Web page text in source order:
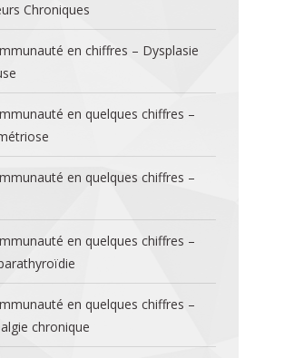
Chroniques
en chiffres – Dysplasie
en quelques chiffres –
en quelques chiffres –
en quelques chiffres –
en quelques chiffres –
chronique